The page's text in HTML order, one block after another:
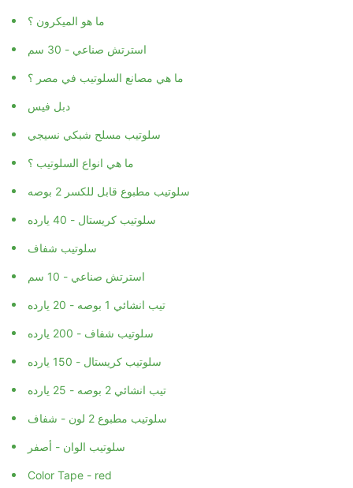
ما هو الميكرون ؟
استرتش صناعي - 30 سم
ما هي مصانع السلوتيب في مصر ؟
دبل فيس
سلوتيب مسلح شبكي نسيجي
ما هي انواع السلوتيب ؟
سلوتيب مطبوع قابل للكسر 2 بوصه
سلوتيب كريستال - 40 يارده
سلوتيب شفاف
استرتش صناعي - 10 سم
تيب انشائي 1 بوصه - 20 يارده
سلوتيب شفاف - 200 يارده
سلوتيب كريستال - 150 يارده
تيب انشائي 2 بوصه - 25 يارده
سلوتيب مطبوع 2 لون - شفاف
سلوتيب الوان - أصفر
Color Tape - red